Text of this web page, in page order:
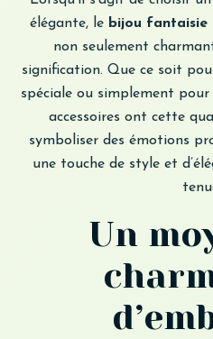
élégante, le bijou fantaisie
non seulement
signification. Que ce soit
spéciale ou simplement
accessoires ont cette
symboliser des émotions
une touche de style et
Un